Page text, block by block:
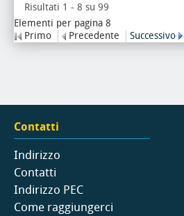
Risultati 1 - 8 su 99
Elementi per pagina 8
Primo
Precedente Successivo
Contatti
Indirizzo
Contatti
Indirizzo PEC
Come raggiungerci